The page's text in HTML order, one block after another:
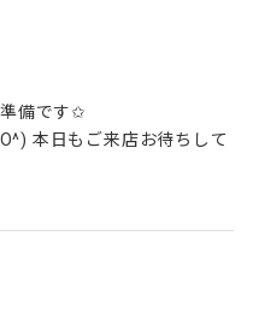
備です✩
本日もご来店お待ちして